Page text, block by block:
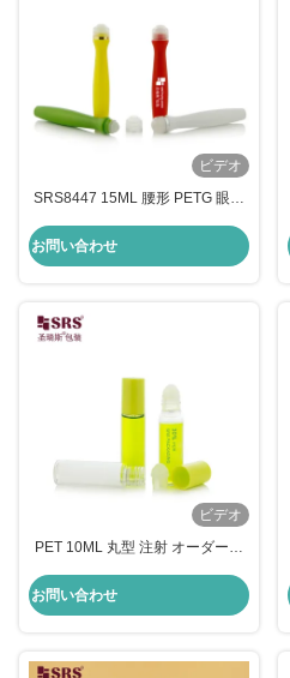
ビデオ
SRS8447 15ML 腰形 PETG 眼血
マイズされた色
お問い合わせ
ビデオ
PET 10ML 丸型 注射 オーダーメ
ボトル 上 抗 ゆゆ液
お問い合わせ